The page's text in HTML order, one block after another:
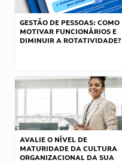
GESTÃO DE PESSOAS: COMO
MOTIVAR FUNCIONÁRIOS E
DIMINUIR A ROTATIVIDADE?
AVALIE O NÍVEL DE
MATURIDADE DA CULTURA
ORGANIZACIONAL DA SUA